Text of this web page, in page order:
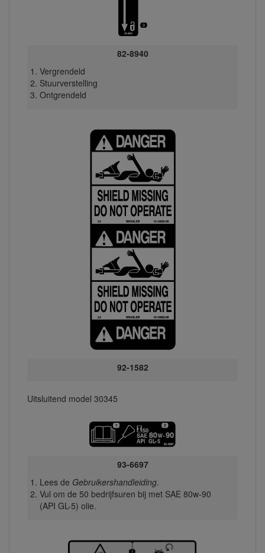
82-8940
Vergrendeld
Stuurverstelling
Ontgrendeld
92-1582
Uitsluitend model 30345
93-6697
Lees de Gebruikershandleiding.
Vul om de 50 bedrijfsuren bij met SAE 80w-90
(API GL-5) olie.